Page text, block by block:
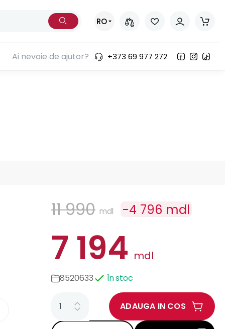
RO
Ai nevoie de ajutor? +373 69 977 272
11 990 mdl -4 796 mdl
7 194 mdl
8520633 În stoc
ADAUGA IN COS